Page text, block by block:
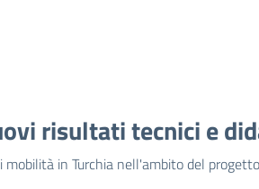
risultati tecnici e
in Turchia nell'ambito del